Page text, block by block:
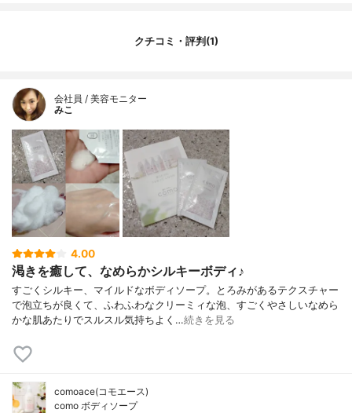
ハロース、ココイルグリシンＫ、グリセリ
Ｇ-４５Ｍ、アクリレーツコポリマー、ヒド
ロキシエチルセルロース、ＥＤＴＡ-２Ｎ
ａ、安息香酸Ｎａ、フェノキシエタノー
ル、ベルガモット果実油、ローズマリー
油、ニオイテンジクアオイ油
テクスチャーバリエーシ
ョン
なし
効果バリエーション
クチコミ・評判(1)
会社員 / 美容モニター
みこ
4.00
渇きを癒して、なめらかシルキーボディ♪
すごくシルキー、マイルドなボディソープ。とろみがあるテクスチャー
で泡立ちが良くて、ふわふわなクリーミィな泡、すごくやさしいなめら
かな肌あたりでスルスル気持ちよく…続きを見る
comoace(コモエース)
como ボディソープ